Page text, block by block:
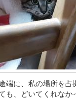
端に、私の場所を占
も、どいてくれなか